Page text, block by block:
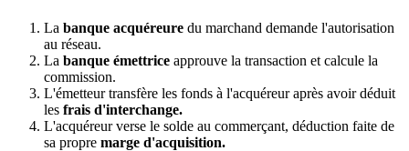
La banque acquéreure du marchand demande l'autorisation
au réseau.
La banque émettrice approuve la transaction et calcule la
commission.
L'émetteur transfère les fonds à l'acquéreur après avoir déduit
les frais d'interchange.
L'acquéreur verse le solde au commerçant, déduction faite de
sa propre marge d'acquisition.